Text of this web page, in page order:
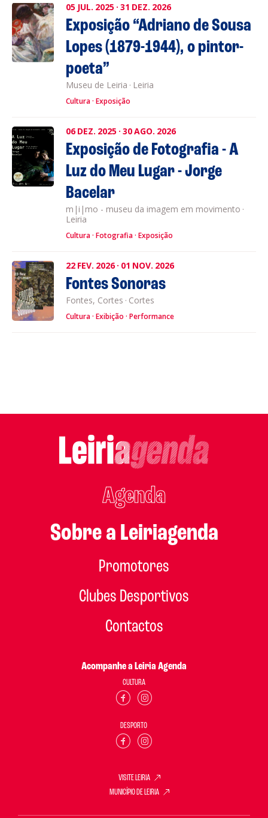
05 JUL. 2025 · 31 DEZ. 2026
Exposição “Adriano de Sousa
Lopes (1879-1944), o pintor-
poeta”
Museu de Leiria · Leiria
Cultura Exposição
06 DEZ. 2025 · 30AGO. 2026
Exposição de Fotografia - A
Luz do Meu Lugar - Jorge
Bacelar
m|i|mo - museu da imagem em movimento ·
Leiria
Cultura Fotografia Exposição
22 FEV. 2026 · 01 NOV. 2026
Fontes Sonoras
Fontes, Cortes · Cortes
Cultura Exibição Performance
Agenda
Sobre a Leiriagenda
Promotores
Clubes Desportivos
Contactos
Acompanhe a Leiria Agenda
CULTURA
DESPORTO
VISITE LEIRIA
MUNICÍPIO DE LEIRIA